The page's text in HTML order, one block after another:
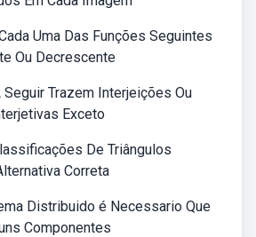
Uma Das Funções Seguintes
Ou Decrescente
Trazem Interjeições Ou
Exceto
De Triângulos
Correta
Distribuido é Necessario Que
Componentes